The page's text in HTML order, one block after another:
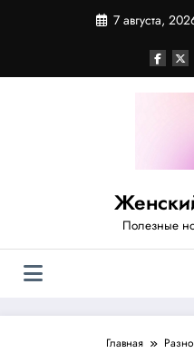
7 августа,
Полезные
Главная